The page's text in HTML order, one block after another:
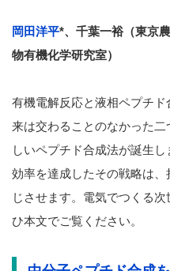
岡田洋平*、千葉一裕（東京
物有機化学研究室）
有機電解反応と液相ペプチ
来は交わることのなかった
しいペプチド合成法が誕生
効率を達成したその戦略は
じさせます。電気でつくる
ひ本文でご覧ください。